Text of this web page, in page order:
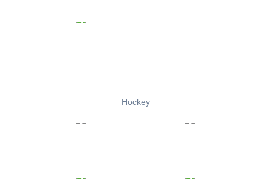
Hockey